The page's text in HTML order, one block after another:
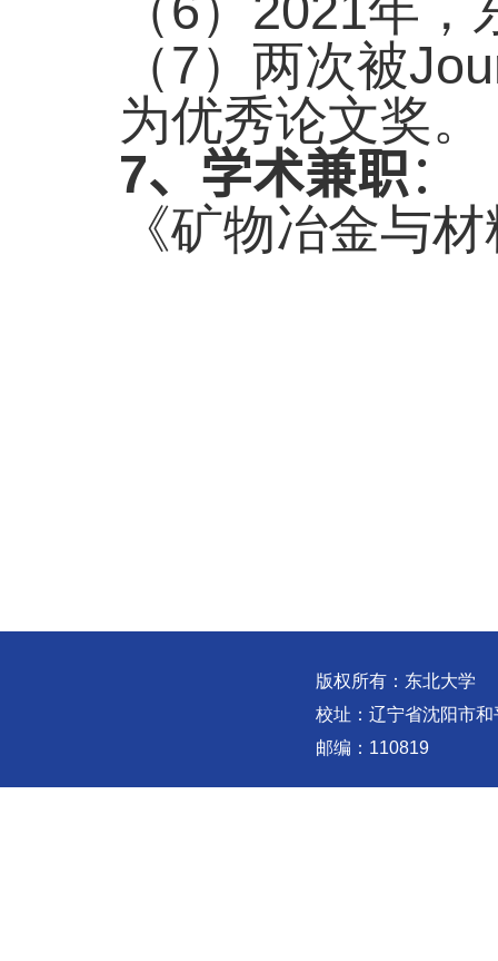
（7）两次被
为优秀论文奖。
7、学术兼职：
《矿物冶金与
版权所有：东北大学
校址：辽宁省沈阳市
邮编：110819